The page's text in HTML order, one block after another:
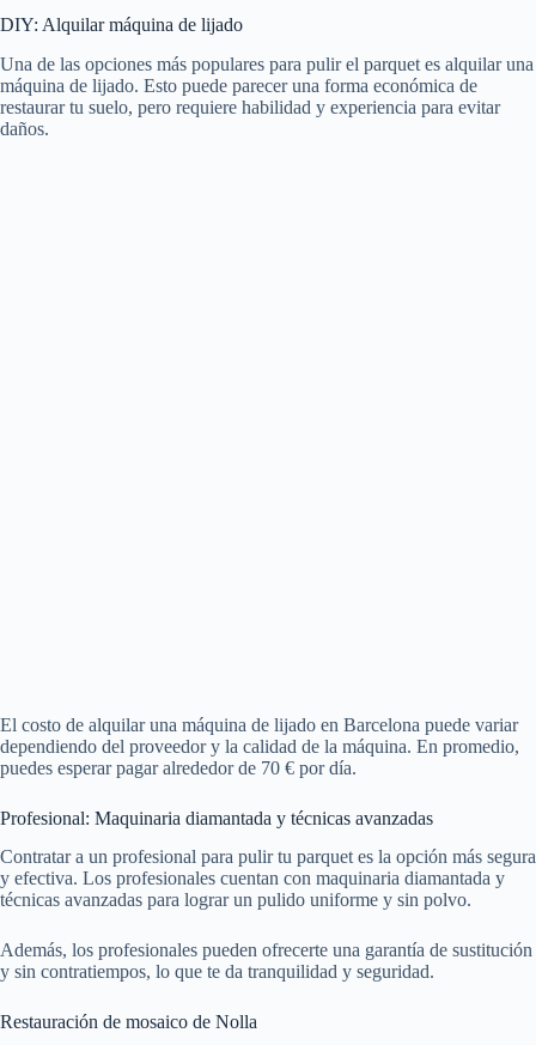
DIY: Alquilar máquina de lijado
Una de las opciones más populares para pulir el parquet es alquilar una
máquina de lijado. Esto puede parecer una forma económica de
restaurar tu suelo, pero requiere habilidad y experiencia para evitar
daños.
El costo de alquilar una máquina de lijado en Barcelona puede variar
dependiendo del proveedor y la calidad de la máquina. En promedio,
puedes esperar pagar alrededor de 70 € por día.
Profesional: Maquinaria diamantada y técnicas avanzadas
Contratar a un profesional para pulir tu parquet es la opción más segura
y efectiva. Los profesionales cuentan con maquinaria diamantada y
técnicas avanzadas para lograr un pulido uniforme y sin polvo.
Además, los profesionales pueden ofrecerte una garantía de sustitución
y sin contratiempos, lo que te da tranquilidad y seguridad.
Restauración de mosaico de Nolla